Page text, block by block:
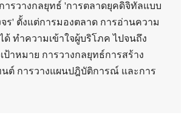
ารวางกลยุทธ์ 'การตลาดยุคดิจิทัลแบบ
ร' ตั้งแต่การมองตลาด การอ่านความ
ด้ ทำความเข้าใจผู้บริโภค ไปจนถึง
ป้าหมาย การวางกลยุทธ์การสร้าง
นต์ การวางแผนปฎิบัติการณ์ และการ